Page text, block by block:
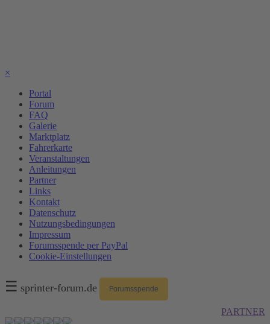
×
Portal
Forum
FAQ
Galerie
Marktplatz
Fahrerkarte
Veranstaltungen
Anleitungen
Partner
Links
Kontakt
Datenschutz
Nutzungsbedingungen
Impressum
Forumsspende per PayPal
Cookie-Einstellungen
☰ sprinter-forum.de Forumsspende
PARTNER